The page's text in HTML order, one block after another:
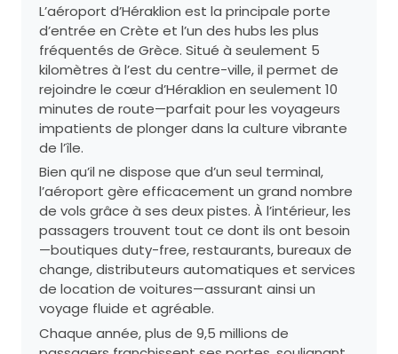
L’aéroport d’Héraklion est la principale porte
d’entrée en Crète et l’un des hubs les plus
fréquentés de Grèce. Situé à seulement 5
kilomètres à l’est du centre-ville, il permet de
rejoindre le cœur d’Héraklion en seulement 10
minutes de route—parfait pour les voyageurs
impatients de plonger dans la culture vibrante
de l’île.
Bien qu’il ne dispose que d’un seul terminal,
l’aéroport gère efficacement un grand nombre
de vols grâce à ses deux pistes. À l’intérieur, les
passagers trouvent tout ce dont ils ont besoin
—boutiques duty-free, restaurants, bureaux de
change, distributeurs automatiques et services
de location de voitures—assurant ainsi un
voyage fluide et agréable.
Chaque année, plus de 9,5 millions de